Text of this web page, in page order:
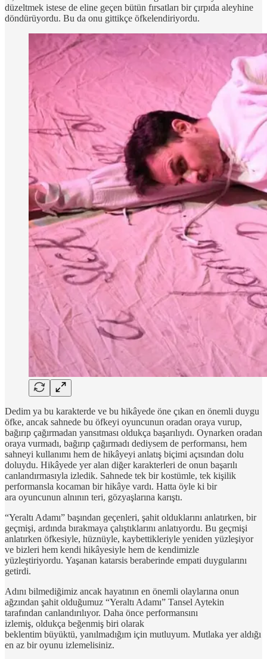
düzeltmek istese de eline geçen bütün fırsatları bir çırpıda aleyhine
döndürüyordu. Bu da onu gittikçe öfkelendiriyordu.
Dedim ya bu karakterde ve bu hikâyede öne çıkan en önemli duygu
öfke, ancak sahnede bu öfkeyi oyuncunun oradan oraya vurup,
bağırıp çağırmadan yansıtması oldukça başarılıydı. Oynarken oradan
oraya vurmadı, bağırıp çağırmadı dediysem de performansı, hem
sahneyi kullanımı hem de hikâyeyi anlatış biçimi açısından dolu
doluydu. Hikâyede yer alan diğer karakterleri de onun başarılı
canlandırmasıyla izledik. Sahnede tek bir kostümle, tek kişilik
performansla kocaman bir hikâye vardı. Hatta öyle ki bir
ara oyuncunun alnının teri, gözyaşlarına karıştı.
“Yeraltı Adamı” başından geçenleri, şahit olduklarını anlatırken, bir
geçmişi, ardında bırakmaya çalıştıklarını anlatıyordu. Bu geçmişi
anlatırken öfkesiyle, hüznüyle, kaybettikleriyle yeniden yüzleşiyor
ve bizleri hem kendi hikâyesiyle hem de kendimizle
yüzleştiriyordu. Yaşanan katarsis beraberinde empati duygularını
getirdi.
Adını bilmediğimiz ancak hayatının en önemli olaylarına onun
ağzından şahit olduğumuz “Yeraltı Adamı” Tansel Aytekin
tarafından canlandırılıyor. Daha önce performansını
izlemiş, oldukça beğenmiş biri olarak
beklentim büyüktü, yanılmadığım için mutluyum. Mutlaka yer aldığı
en az bir oyunu izlemelisiniz.